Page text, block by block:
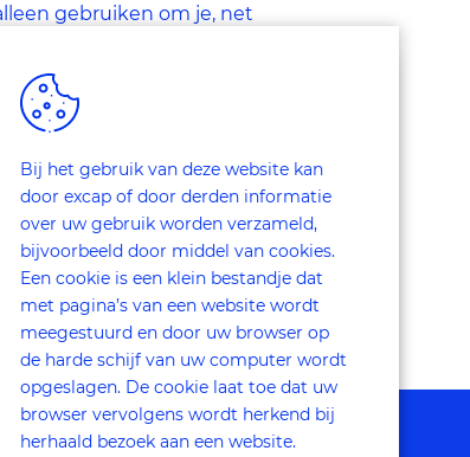
gebruiken om je, net
inzichten, nuttige
er altijd een optie om
Bij het gebruik van deze website kan
door excap of door derden informatie
over uw gebruik worden verzameld,
bijvoorbeeld door middel van cookies.
Een cookie is een klein bestandje dat
met pagina’s van een website wordt
meegestuurd en door uw browser op
de harde schijf van uw computer wordt
opgeslagen. De cookie laat toe dat uw
browser vervolgens wordt herkend bij
herhaald bezoek aan een website.